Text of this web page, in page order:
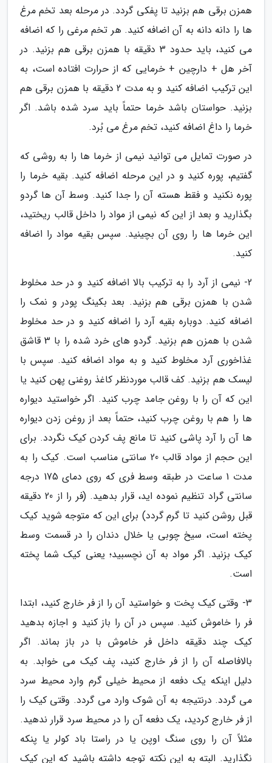
همزن برقی هم بزنید تا پفکی گردد. در مرحله بعد تخم مرغ
ها را دانه دانه به آن اضافه کنید. هر تخم مرغی را که اضافه
می کنید، باید حدود 3 دقیقه با همزن برقی هم بزنید. در
آخر هل + دارچین + خرمایی که از حرارت افتاده است، به
این ترکیب اضافه کنید و به مدت 2 دقیقه با همزن برقی هم
بزنید. حواستان باشد خرما حتماً باید سرد شده باشد. اگر
خرما را داغ اضافه کنید، تخم مرغ می بُرد.
در صورت تمایل می توانید نیمی از خرما ها را به روشی که
گفتیم، پوره کنید و در این مرحله اضافه کنید. بقیه خرما را
پوره نکنید و فقط هسته آن را جدا کنید. وسط آن ها گردو
بگذارید و بعد از این که نیمی از مواد را داخل قالب ریختید،
این خرما ها را روی آن بچینید. سپس بقیه مواد را اضافه
کنید.
2- نیمی از آرد را به ترکیب بالا اضافه کنید و در حد مخلوط
شدن با همزن برقی هم بزنید. بعد بکینگ پودر و نمک را
اضافه کنید. دوباره بقیه آرد را اضافه کنید و در حد مخلوط
شدن با همزن هم بزنید. گردو های خرد شده را با 3 قاشق
غذاخوری آرد مخلوط کنید و به مواد اضافه کنید. سپس با
لیسک هم بزنید. کف قالب موردنظر کاغذ روغنی پهن کنید یا
این که آن را با روغن جامد چرب کنید. اگر خواستید دیواره
ها را هم با روغن چرب کنید، حتماً بعد از روغن زدن دیواره
ها آن را آرد پاشی کنید تا مانع پف کردن کیک نگردد. برای
این حجم از مواد قالب 20 سانتی مناسب است. کیک را به
مدت 1 ساعت در طبقه وسط فری که روی دمای 175 درجه
سانتی گراد تنظیم نموده اید، قرار بدهید. (فر را از 20 دقیقه
قبل روشن کنید تا گرم گردد) برای این که متوجه شوید کیک
پخته است، سیخ چوبی یا خلال دندان را در قسمت وسط
کیک بزنید. اگر مواد به آن نچسبید؛ یعنی کیک شما پخته
است.
3- وقتی کیک پخت و خواستید آن را از فر خارج کنید، ابتدا
فر را خاموش کنید. سپس در آن را باز کنید و اجازه بدهید
کیک چند دقیقه داخل فر خاموش با در باز بماند. اگر
بالافاصله آن را از فر خارج کنید، پف کیک می خوابد. به
دلیل اینکه یک دفعه از محیط خیلی گرم وارد محیط سرد
می گردد. درنتیجه به آن شوک وارد می گردد. وقتی کیک را
از فر خارج کردید، یک دفعه آن را در محیط سرد قرار ندهید.
مثلاً آن را روی سنگ اوپن یا در راستا باد کولر یا پنکه
نگذارید. البته به این نکته توجه داشته باشید که این کیک